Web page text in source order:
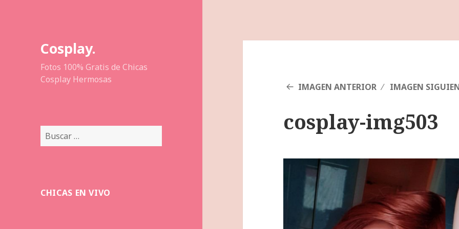
Cosplay.
Fotos 100% Gratis de Chicas
Cosplay Hermosas
Buscar:
CHICAS EN VIVO
IMAGEN ANTERIOR IMAGEN
cosplay-img503